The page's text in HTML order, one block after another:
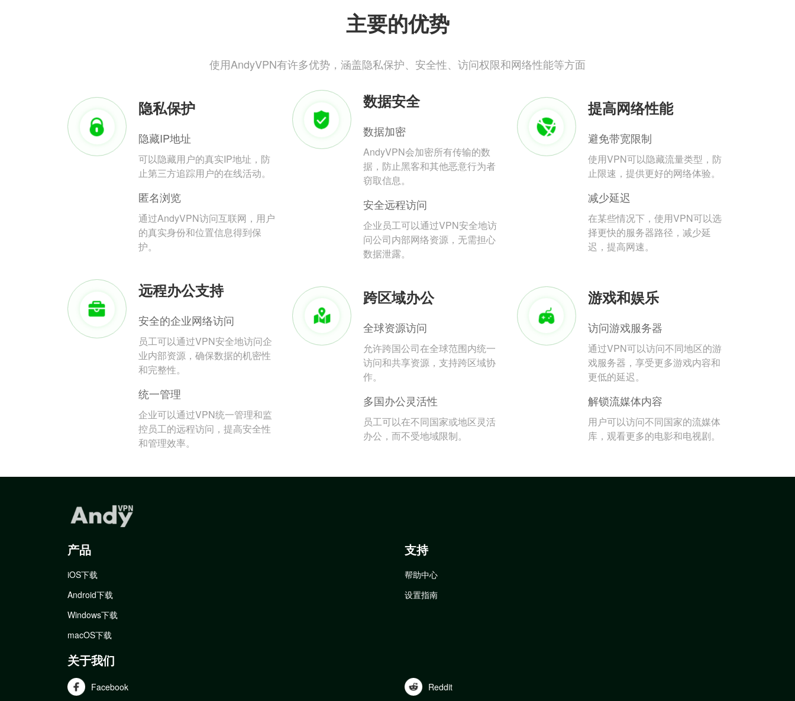
主要的优势
使用AndyVPN有许多优势，涵盖隐私保护、安全性、访问权限和网络性能等方面
隐私保护
隐藏IP地址
可以隐藏用户的真实IP地址，防
止第三方追踪用户的在线活动。
匿名浏览
通过AndyVPN访问互联网，用户
的真实身份和位置信息得到保
护。
数据安全
数据加密
AndyVPN会加密所有传输的数
据，防止黑客和其他恶意行为者
窃取信息。
安全远程访问
企业员工可以通过VPN安全地访
问公司内部网络资源，无需担心
数据泄露。
提高网络性能
避免带宽限制
使用VPN可以隐藏流量类型，防
止限速，提供更好的网络体验。
减少延迟
在某些情况下，使用VPN可以选
择更快的服务器路径，减少延
迟，提高网速。
远程办公支持
安全的企业网络访问
员工可以通过VPN安全地访问企
业内部资源，确保数据的机密性
和完整性。
统一管理
企业可以通过VPN统一管理和监
控员工的远程访问，提高安全性
和管理效率。
跨区域办公
全球资源访问
允许跨国公司在全球范围内统一
访问和共享资源，支持跨区域协
作。
多国办公灵活性
员工可以在不同国家或地区灵活
办公，而不受地域限制。
游戏和娱乐
访问游戏服务器
通过VPN可以访问不同地区的游
戏服务器，享受更多游戏内容和
更低的延迟。
解锁流媒体内容
用户可以访问不同国家的流媒体
库，观看更多的电影和电视剧。
产品
iOS下载
Android下载
Windows下载
macOS下载
支持
帮助中心
设置指南
关于我们
Facebook Reddit